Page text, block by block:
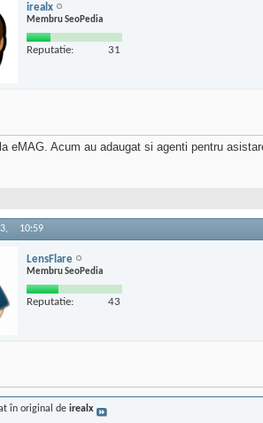
irealx
Membru SeoPedia
Reputatie: 31
eMAG. Acum au adaugat si agenti pentru
10:59
LensFlare
Membru SeoPedia
Reputatie: 43
în original de irealx